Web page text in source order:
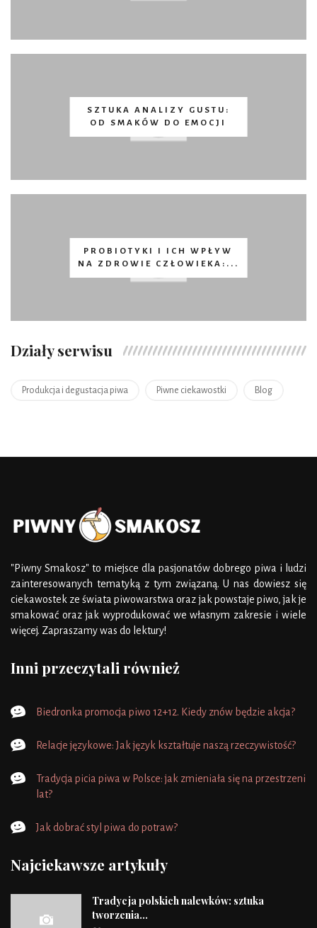
SZTUKA ANALIZY GUSTU:
OD SMAKÓW DO EMOCJI
PROBIOTYKI I ICH WPŁYW
NA ZDROWIE CZŁOWIEKA:...
Działy serwisu
Produkcja i degustacja piwa Piwne ciekawostki Blog
"Piwny Smakosz" to miejsce dla pasjonatów dobrego piwa i ludzi
zainteresowanych tematyką z tym związaną. U nas dowiesz się
ciekawostek ze świata piwowarstwa oraz jak powstaje piwo, jak je
smakować oraz jak wyprodukować we własnym zakresie i wiele
więcej. Zapraszamy was do lektury!
Inni przeczytali również
Biedronka promocja piwo 12+12. Kiedy znów będzie akcja?
Relacje językowe: Jak język kształtuje naszą rzeczywistość?
Tradycja picia piwa w Polsce: jak zmieniała się na przestrzeni
lat?
Jak dobrać styl piwa do potraw?
Najciekawsze artykuły
Tradycja polskich nalewków: sztuka
tworzenia...